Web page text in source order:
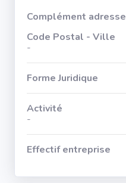
Complément adresse
Code Postal - Ville
-
Forme Juridique
Activité
-
Effectif entreprise